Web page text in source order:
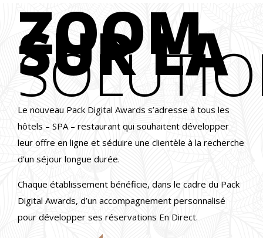
ZOOM
SUR LA
Le nouveau Pack Digital Awards s’adresse à tous les
hôtels – SPA – restaurant qui souhaitent développer
leur offre en ligne et séduire une clientèle à la recherche
d’un séjour longue durée.
Chaque établissement bénéficie, dans le cadre du Pack
Digital Awards, d’un accompagnement personnalisé
pour développer ses réservations En Direct.